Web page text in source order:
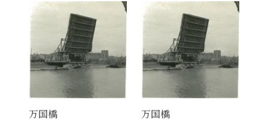
万国橋 万国橋